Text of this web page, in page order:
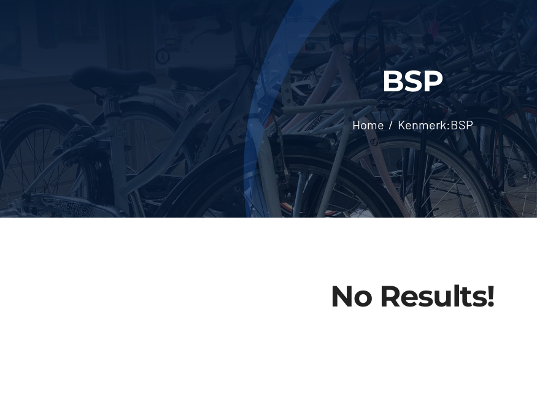
BSP
Home Kenmerk:BSP
No Results!